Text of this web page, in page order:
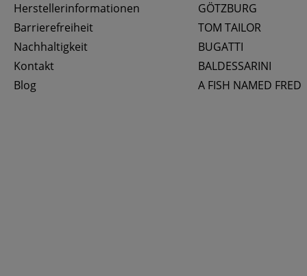
Herstellerinformationen
Barrierefreiheit
Nachhaltigkeit
Kontakt
Blog
GÖTZBURG
TOM TAILOR
BUGATTI
BALDESSARINI
A FISH NAMED FRED